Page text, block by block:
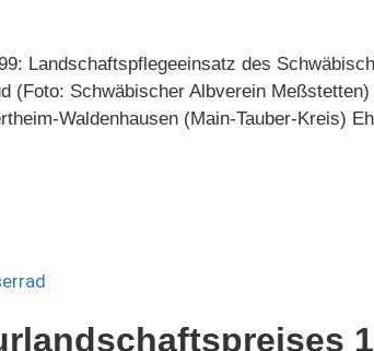
Landschaftspflegeeinsatz des
(Foto: Schwäbischer Albverein
Waldenhausen (Main-Tauber-Kreis)